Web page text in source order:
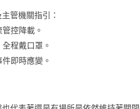
管機關指引：
控降載。
程戴口罩。
即時應變。